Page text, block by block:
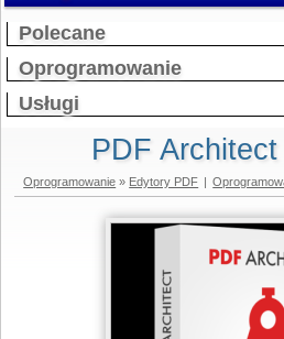
Polecane
Oprogramowanie
Usługi
PDF Architect
Oprogramowanie » Edytory PDF |